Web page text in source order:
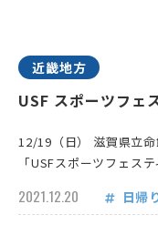
近畿地方
USF スポーツフェ
12/19（日） 滋賀県立
「USFスポーツフェス
2021.12.20 日帰